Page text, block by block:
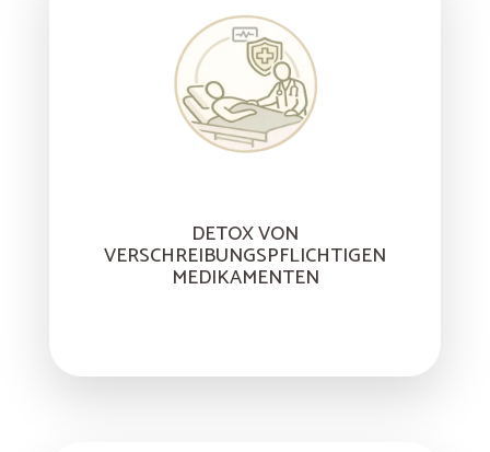
DETOX VON
VERSCHREIBUNGSPFLICHTIGEN
MEDIKAMENTEN